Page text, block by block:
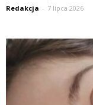
Redakcja - 7 lipca 2026